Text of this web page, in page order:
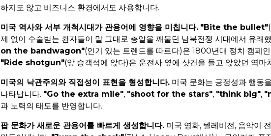
하지도 않고 비즈니스 환경에서도 사용합니다.
미국 역사와 서부 개척시대가 관용어에 영향을 미칩니다. "Bite the bullet"
제 없이 수술받는 환자들이 말 그대로 총알을 깨물던 남북전쟁 시대에서 유래
on the bandwagon"(인기 있는 트렌드를 따르다)은 1800년대 정치 캠페
"Ride shotgun"(앞 승객석에 앉다)은 운전사 옆에 샷건을 들고 앉았던 역마
미국의 낙관주의와 직접성이 표현을 형성합니다. 미국 문화는 긍정성과 행동
나타납니다. "Go the extra mile", "shoot for the stars", "think big",
과 노력의 태도를 반영합니다.
팝 문화가 새로운 관용어를 빠르게 생성합니다. 미국 영화, 텔레비전, 음악이